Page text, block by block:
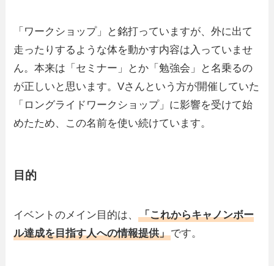
「ワークショップ」と銘打っていますが、外に出て
走ったりするような体を動かす内容は入っていませ
ん。本来は「セミナー」とか「勉強会」と名乗るの
が正しいと思います。Vさんという方が開催していた
「ロングライドワークショップ」に影響を受けて始
めたため、この名前を使い続けています。
目的
イベントのメイン目的は、「これからキャノンボー
ル達成を目指す人への情報提供」です。